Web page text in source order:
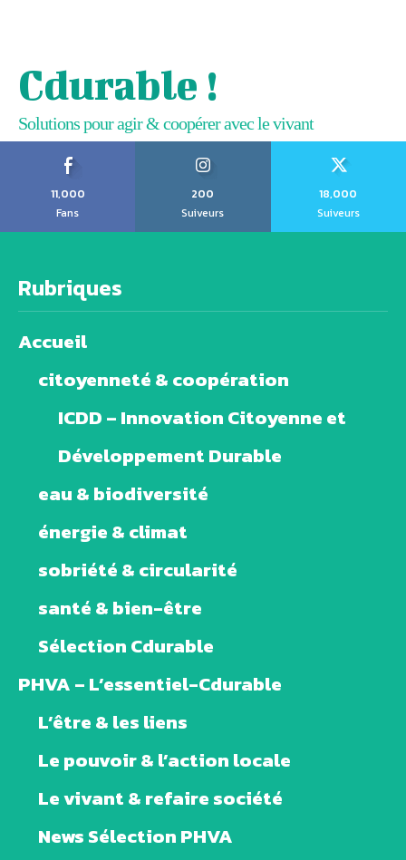
Cdurable !
Solutions pour agir & coopérer avec le vivant
11,000
Fans
200
Suiveurs
18,000
Suiveurs
Rubriques
Accueil
citoyenneté & coopération
ICDD – Innovation Citoyenne et
Développement Durable
eau & biodiversité
énergie & climat
sobriété & circularité
santé & bien-être
Sélection Cdurable
PHVA – L’essentiel-Cdurable
L’être & les liens
Le pouvoir & l’action locale
Le vivant & refaire société
News Sélection PHVA